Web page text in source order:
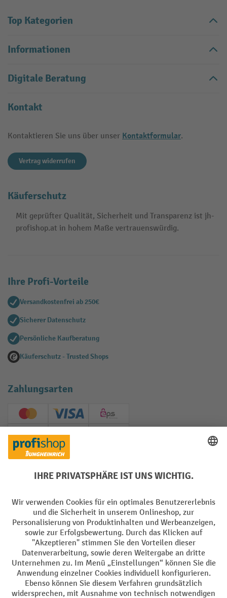
Top Kategorien
Informationen
Digitale Beratung
Kontakt
Kontaktieren Sie uns über unser Kontaktformular.
Vertrag widerrufen
Käuferschutz
Mit geprüfter Qualität, Sicherheit und Transparenz ist jh-
profishop.at in hohem Maße vertrauenswürdig.
Ihre Profi-Vorteile
Versandkostenfrei ab 250€
Sicherer Datenschutz
Persönliche Kaufberatung
Käuferschutz - Trusted Shops
Zahlungsarten
Creditcard (Master)Creditcard (Visa)
EPS
PayPal
Soziale Netzwerke
Impressum Datenschutz
Barrierefreiheit Privacy Settings
Alle Preise exkl. gesetzl. Mehrwertsteuer zzgl.Versandkostenund ggf.
Nachnahmegebühren, wenn nicht anders angegeben.